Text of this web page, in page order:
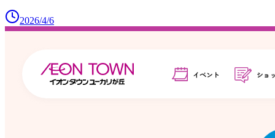
2026/4/6